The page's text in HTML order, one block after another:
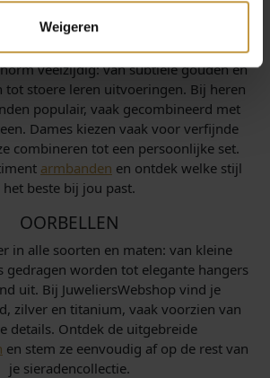
Weigeren
met andere sieraden.
ARMBANDEN
veelzijdig: van subtiele gouden en
tot stoere leren uitvoeringen. Bij heren
populair, vaak gecombineerd met
Dames kiezen vaak voor verfijnde
combineren tot een persoonlijke set.
armbanden en ontdek welke stijl
het beste bij jou past.
OORBELLEN
in alle soorten en maten: van kleine
gedragen worden tot elegante hangers
uit. Bij JuweliersWebshop vind je
zilver en titanium, vaak voorzien van
details. Ontdek de uitgebreide
en stem ze eenvoudig af op de rest van
je sieradencollectie.